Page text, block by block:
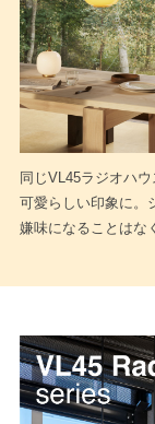
同じVL45ラジオハ
可愛らしい印象に。
嫌味になることはな